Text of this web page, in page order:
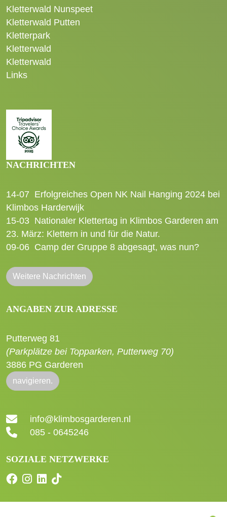
Kletterwald Nunspeet
Kletterwald Putten
Kletterpark
Kletterwald
Kletterwald
Links
NACHRICHTEN
14-07 Erfolgreiches Open NK Nail Hanging 2024 bei
Klimbos Harderwijk
15-03 Nationaler Klettertag in Klimbos Garderen am
23. März: Klettern in und für die Natur.
09-06 Camp der Gruppe 8 abgesagt, was nun?
Weitere Nachrichten
ANGABEN ZUR ADRESSE
Putterweg 81
(Parkplätze bei Topparken, Putterweg 70)
3886 PG Garderen
navigieren.
info@klimbosgarderen.nl
085 - 0645246
SOZIALE NETZWERKE